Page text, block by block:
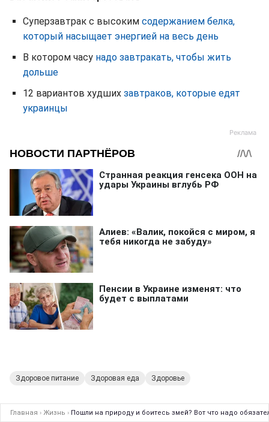
Суперзавтрак с высоким содержанием белка,
который насыщает энергией на весь день
В котором часу надо завтракать, чтобы жить
дольше
12 вариантов худших завтраков, которые едят
украинцы
Здоровое питание Здоровая еда Здоровье
Главная › Жизнь › Пошли на природу и боитесь змей? Вот что надо